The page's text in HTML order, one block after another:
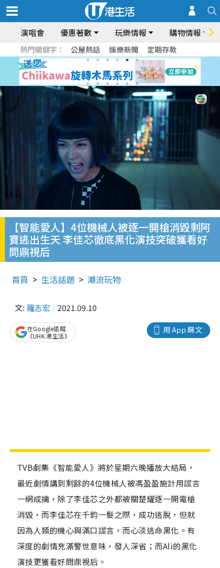
演唱會 優惠著數 玩樂情報 購物情報
熱門關鍵字： 公屋熱話 娛樂新聞 定期存款
【智能愛人】4位機械人被逐一開槍消毀剩阿
寶逃出生天 李佳芯徹底黑化演技突破獲看好
問鼎視后
首頁 生活話題 潮流玩物
文: 羅志宏 2021.09.10
用 App 睇文
在Google追蹤
《UHK 港生活》
TVB劇集《智能愛人》將於星期六晚播放大結局，
最近劇情講到剩餘的4位機械人被馮盈盈施計用謊言
一網成擒，除了李佳芯之外都被關楚耀逐一開電槍
消毀，而李佳芯在千鈞一髮之際，成功逃脫，但就
因為人類的機心與滿口謊言，而心淡逃命黑化。有
深度的劇情充滿警世意味，發人深省；而Ali的黑化
演技更獲看好問鼎視后。